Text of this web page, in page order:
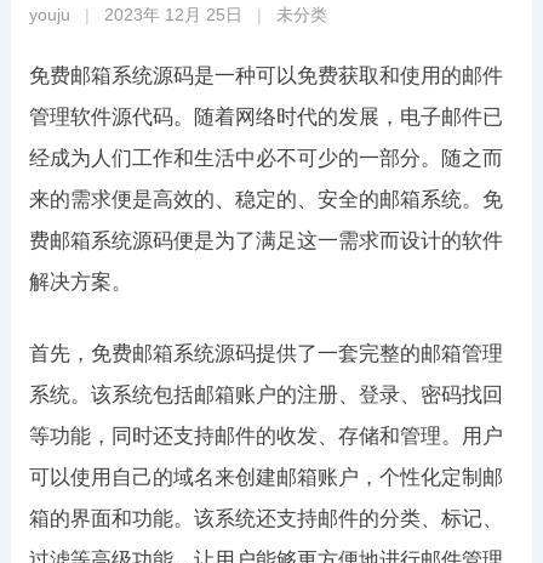
youju 2023年 12月 25日 未分类
免费邮箱系统源码是一种可以免费获取和使用的邮件
管理软件源代码。随着网络时代的发展，电子邮件已
经成为人们工作和生活中必不可少的一部分。随之而
来的需求便是高效的、稳定的、安全的邮箱系统。免
费邮箱系统源码便是为了满足这一需求而设计的软件
解决方案。
首先，免费邮箱系统源码提供了一套完整的邮箱管理
系统。该系统包括邮箱账户的注册、登录、密码找回
等功能，同时还支持邮件的收发、存储和管理。用户
可以使用自己的域名来创建邮箱账户，个性化定制邮
箱的界面和功能。该系统还支持邮件的分类、标记、